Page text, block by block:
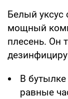
Белый уксус
мощный
плесень. Он
В
равные